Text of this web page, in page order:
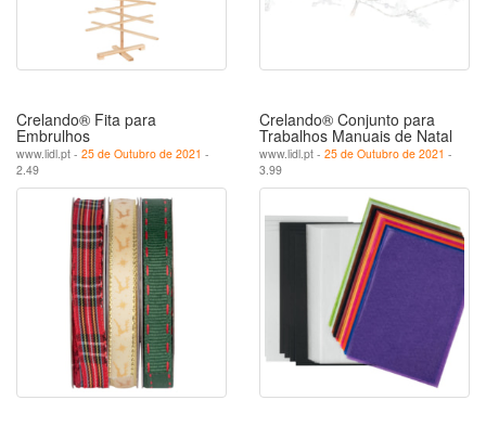
Crelando® Fita para
Embrulhos
www.lidl.pt - 25 de Outubro de 2021 -
2.49
Crelando® Conjunto para
Trabalhos Manuais de Natal
www.lidl.pt - 25 de Outubro de 2021 -
3.99